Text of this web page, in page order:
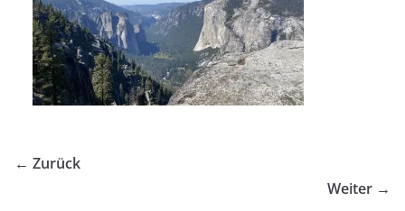
← Zurück
Weiter →